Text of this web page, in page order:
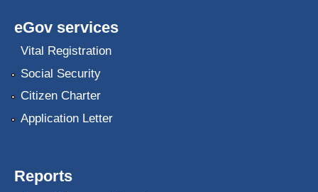
eGov services
Vital Registration
Social Security
Citizen Charter
Application Letter
Reports